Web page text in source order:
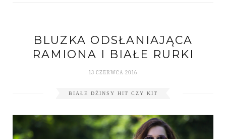
BLUZKA ODSŁANIAJĄCA
RAMIONA I BIAŁE RURKI
13 CZERWCA 2016
BIAŁE DŻINSY HIT CZY KIT